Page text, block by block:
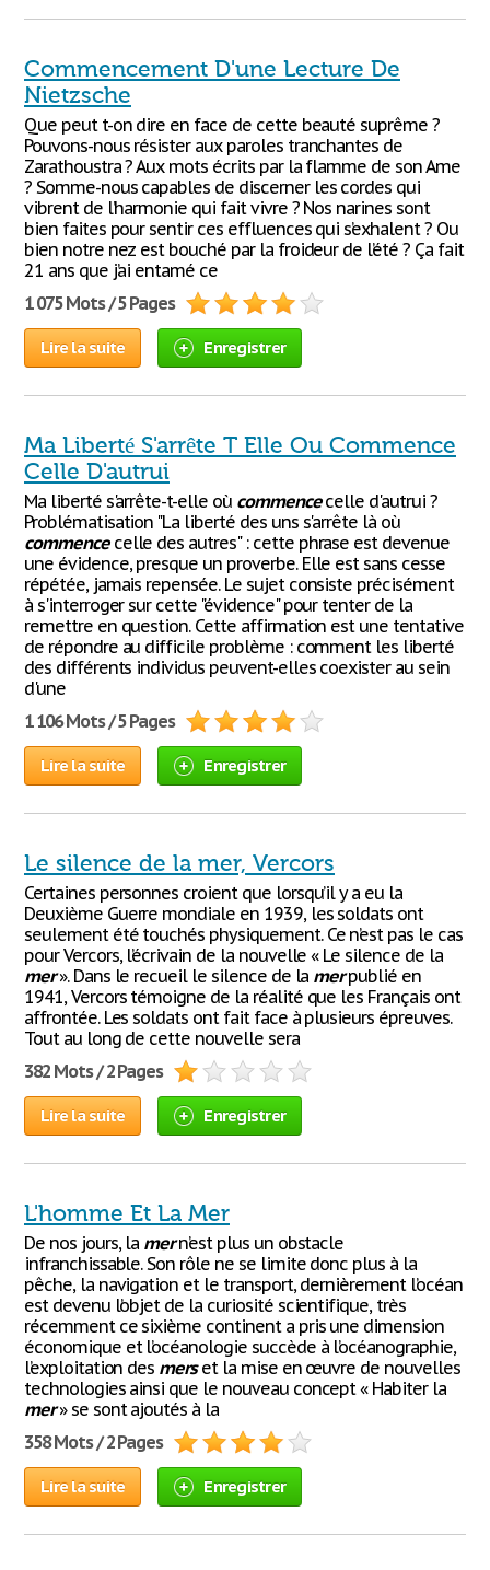
Commencement D'une Lecture De
Nietzsche
Que peut t-on dire en face de cette beauté suprême ?
Pouvons-nous résister aux paroles tranchantes de
Zarathoustra ? Aux mots écrits par la flamme de son Ame
? Somme-nous capables de discerner les cordes qui
vibrent de l’harmonie qui fait vivre ? Nos narines sont
bien faites pour sentir ces effluences qui s’exhalent ? Ou
bien notre nez est bouché par la froideur de l’été ? Ça fait
21 ans que j’ai entamé ce
1 075 Mots / 5 Pages
Lire la suite Enregistrer
Ma Liberté S'arrête T Elle Ou Commence
Celle D'autrui
Ma liberté s'arrête-t-elle où commencecelle d'autrui ?
Problématisation "La liberté des uns s'arrête là où
commencecelle des autres" : cette phrase est devenue
une évidence, presque un proverbe. Elle est sans cesse
répétée, jamais repensée. Le sujet consiste précisément
à s'interroger sur cette "évidence" pour tenter de la
remettre en question. Cette affirmation est une tentative
de répondre au difficile problème : comment les liberté
des différents individus peuvent-elles coexister au sein
d'une
1 106 Mots / 5 Pages
Lire la suite Enregistrer
Le silence de la mer, Vercors
Certaines personnes croient que lorsqu’il y a eu la
Deuxième Guerre mondiale en 1939, les soldats ont
seulement été touchés physiquement. Ce n’est pas le cas
pour Vercors, l’écrivain de la nouvelle « Le silence de la
mer». Dans le recueil le silence de la merpublié en
1941, Vercors témoigne de la réalité que les Français ont
affrontée. Les soldats ont fait face à plusieurs épreuves.
Tout au long de cette nouvelle sera
382 Mots / 2 Pages
Lire la suite Enregistrer
L'homme Et La Mer
De nos jours, la mern’est plus un obstacle
infranchissable. Son rôle ne se limite donc plus à la
pêche, la navigation et le transport, dernièrement l’océan
est devenu l’objet de la curiosité scientifique, très
récemment ce sixième continent a pris une dimension
économique et l’océanologie succède à l’océanographie,
l’exploitation des merset la mise en œuvre de nouvelles
technologies ainsi que le nouveau concept « Habiter la
mer» se sont ajoutés à la
358 Mots / 2 Pages
Lire la suite Enregistrer